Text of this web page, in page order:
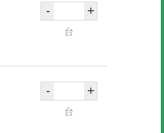
- +
台
- +
台